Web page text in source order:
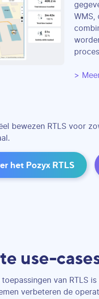
WMS,
>
bewezen RTLS voor
het Pozyx RTLS
use-
van RTLS is
verbeteren de